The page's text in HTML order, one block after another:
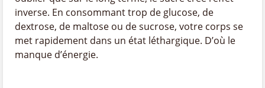
inverse. En consommant trop de glucose, de
dextrose, de maltose ou de sucrose, votre corps se
met rapidement dans un état léthargique. D’où le
manque d’énergie.